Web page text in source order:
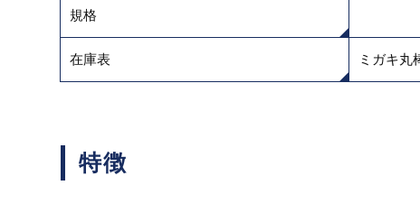
規格
在庫表 ミガキ丸
特徴